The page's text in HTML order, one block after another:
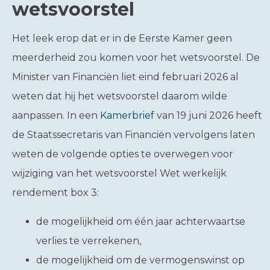
wetsvoorstel
Het leek erop dat er in de Eerste Kamer geen
meerderheid zou komen voor het wetsvoorstel. De
Minister van Financiën liet eind februari 2026 al
weten dat hij het wetsvoorstel daarom wilde
aanpassen. In een Kamerbrief van 19 juni 2026 heeft
de Staatssecretaris van Financiën vervolgens laten
weten de volgende opties te overwegen voor
wijziging van het wetsvoorstel Wet werkelijk
rendement box 3:
de mogelijkheid om één jaar achterwaartse
verlies te verrekenen,
de mogelijkheid om de vermogenswinst op